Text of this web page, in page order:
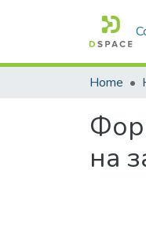
Home
на